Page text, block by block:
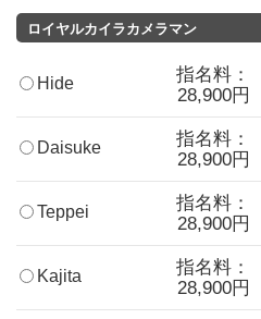
ロイヤルカイラカメラマン
Hide
指名料：
28,900円
Daisuke
指名料：
28,900円
Teppei
指名料：
28,900円
Kajita
指名料：
28,900円